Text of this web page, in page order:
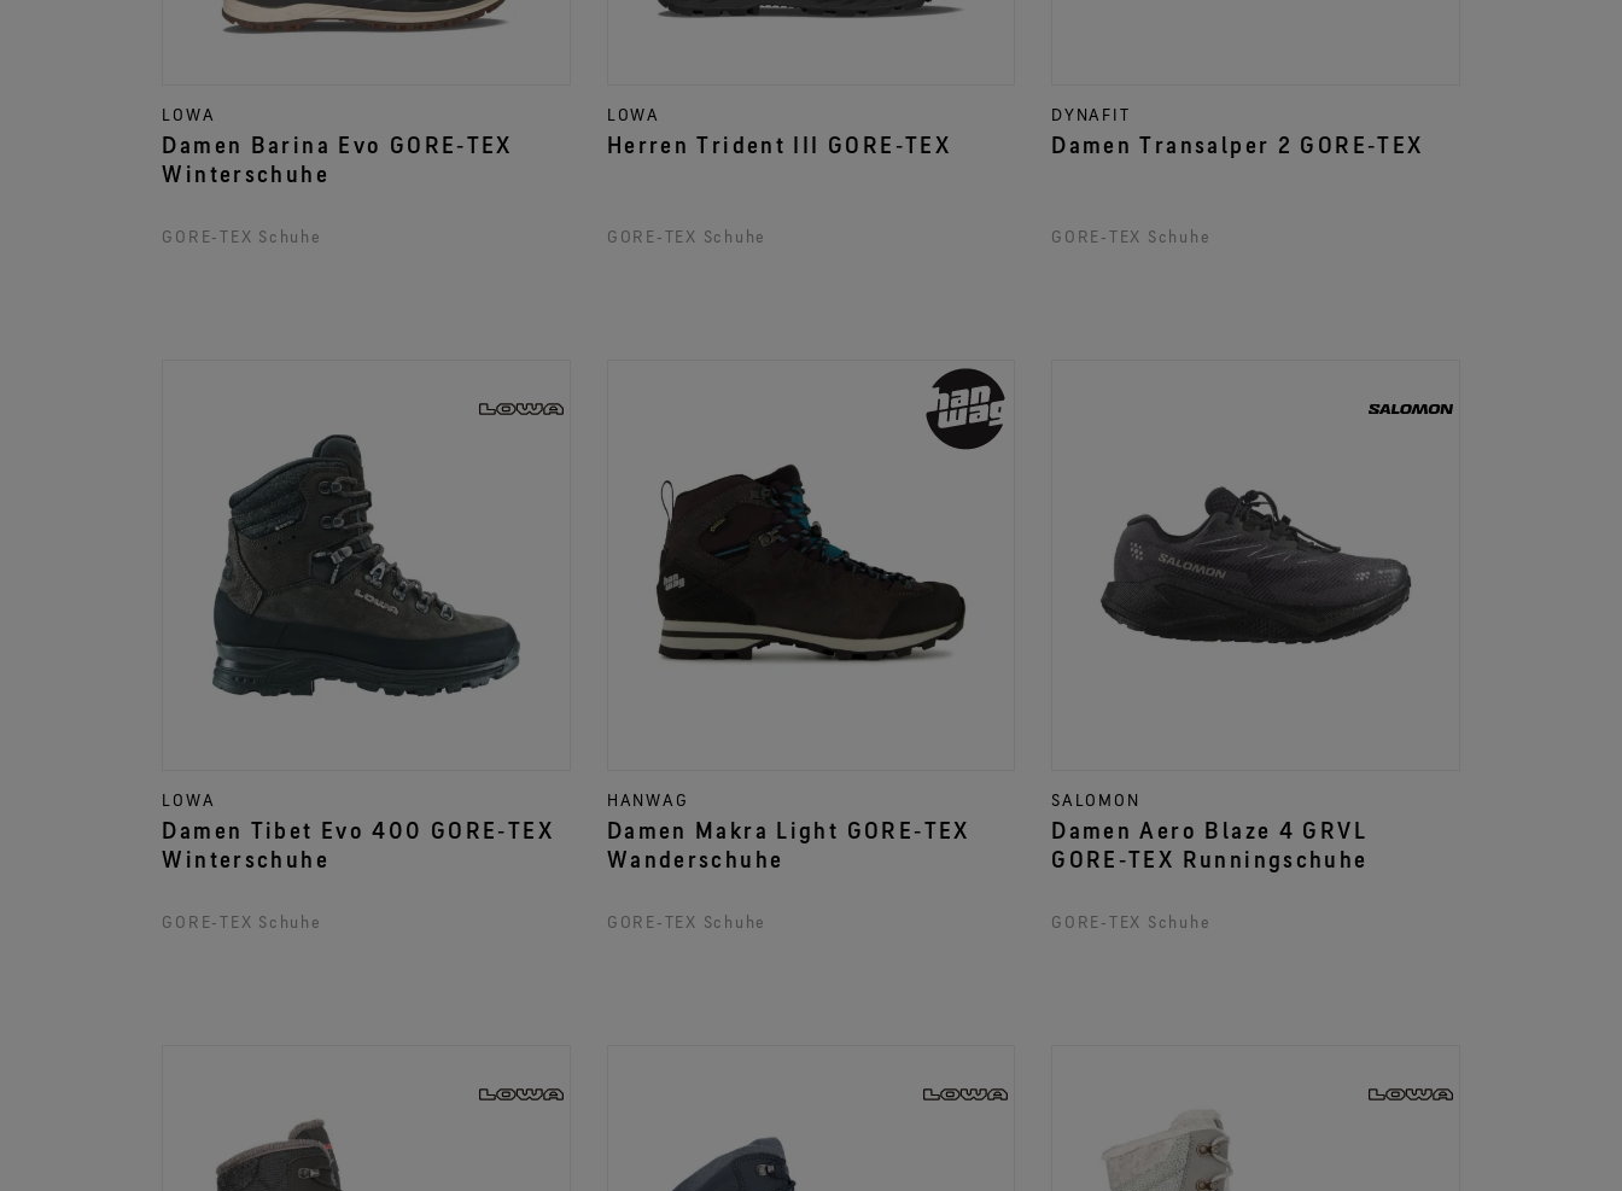
LOWA
Damen Barina Evo GORE‑TEX
Winterschuhe
GORE‑TEX Schuhe
LOWA
Herren Trident III GORE‑TEX
GORE‑TEX Schuhe
DYNAFIT
Damen Transalper 2 GORE‑TEX
GORE‑TEX Schuhe
LOWA
Damen Tibet Evo 400 GORE‑TEX
Winterschuhe
GORE‑TEX Schuhe
HANWAG
Damen Makra Light GORE‑TEX
Wanderschuhe
GORE‑TEX Schuhe
SALOMON
Damen Aero Blaze 4 GRVL
GORE‑TEX Runningschuhe
GORE‑TEX Schuhe